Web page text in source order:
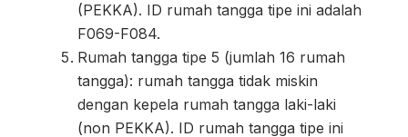
(PEKKA). ID rumah tangga tipe ini adalah
F069-F084.
Rumah tangga tipe 5 (jumlah 16 rumah
tangga): rumah tangga tidak miskin
dengan kepela rumah tangga laki-laki
(non PEKKA). ID rumah tangga tipe ini